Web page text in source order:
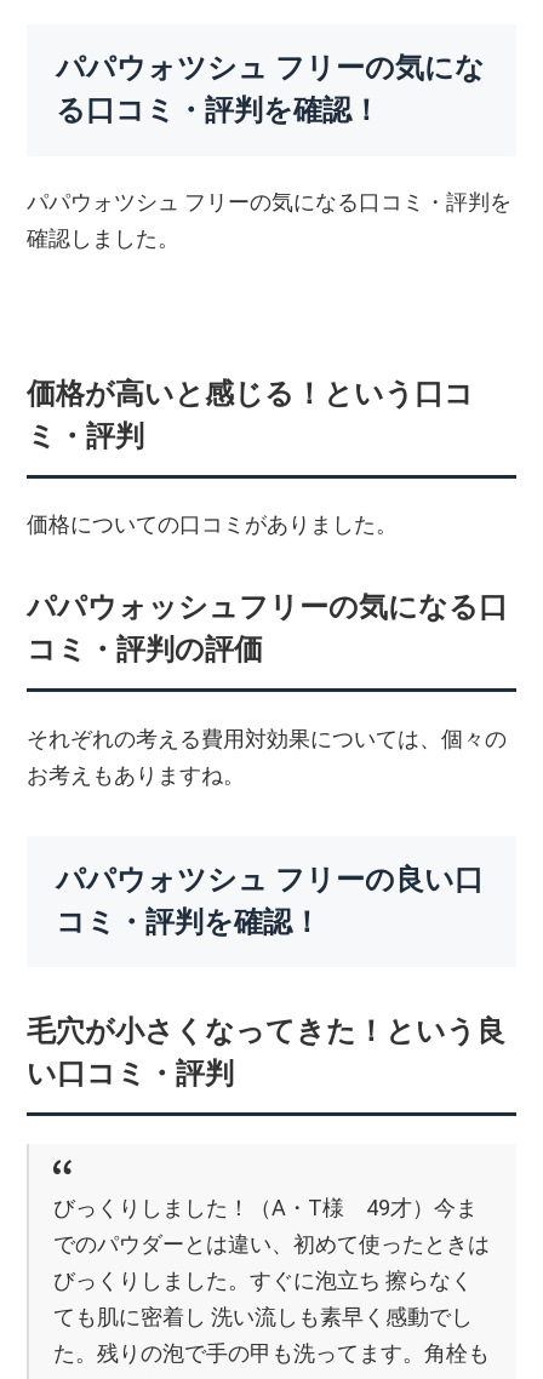
パパウォツシュ フリーの気にな
る口コミ・評判を確認！
パパウォツシュ フリーの気になる口コミ・評判を
確認しました。
価格が高いと感じる！という口コ
ミ・評判
価格についての口コミがありました。
パパウォッシュフリーの気になる口
コミ・評判の評価
それぞれの考える費用対効果については、個々の
お考えもありますね。
パパウォツシュ フリーの良い口
コミ・評判を確認！
毛穴が小さくなってきた！という良
い口コミ・評判
びっくりしました！（A・T様 49才）今ま
でのパウダーとは違い、初めて使ったときは
びっくりしました。すぐに泡立ち 擦らなく
ても肌に密着し 洗い流しも素早く感動でし
た。残りの泡で手の甲も洗ってます。角栓も